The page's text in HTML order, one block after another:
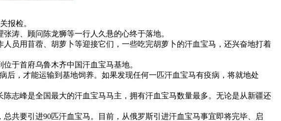
报检。
涛、顾问陈龙狮等一行人久悬的心终于落地。
员用苜蓿、胡萝卜等迎接它们，一些吃完胡萝卜的汗血宝马，还兴奋地打着
于首府乌鲁木齐中国汗血宝马基地。
，才能运输到基地饲养。如果发现任何一匹汗血宝马有疫病，将就地处
志峰是全国最大的汗血宝马马主，拥有汗血宝马数量最多。无论是从新疆还
共要引进90匹汗血宝马。目前，从俄罗斯引进汗血宝马事宜即将完毕、启